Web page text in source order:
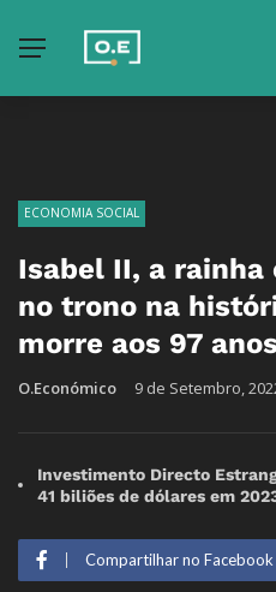
ECONOMIA SOCIAL
Isabel II, a
no trono na
morre aos 97 anos
O.Económico 9 de Setembro,
Investimento Directo
41 biliões de dólares em
Compartilhar no Facebook